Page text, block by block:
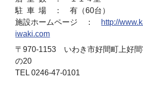
駐 車 場 ： 有（60台）
施設ホームページ ： http://
iwaki.com
〒970-1153 いわき市好間町上好
の20
TEL 0246-47-0101